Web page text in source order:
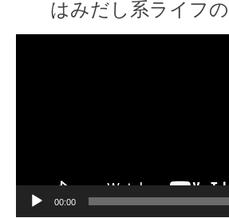
はみだし系ライフ
00:00